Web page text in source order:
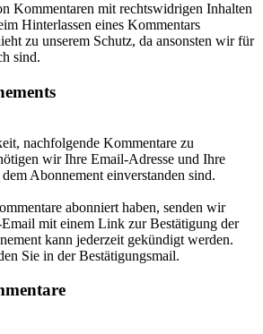
Kommentaren mit rechtswidrigen Inhalten
Hinterlassen eines Kommentars
zu unserem Schutz, da ansonsten wir für
sind.
nachfolgende Kommentare zu
wir Ihre Email-Adresse und Ihre
Abonnement einverstanden sind.
abonniert haben, senden wir
mit einem Link zur Bestätigung der
kann jederzeit gekündigt werden.
Sie in der Bestätigungsmail.